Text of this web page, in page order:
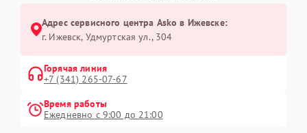
Адрес сервисного центра Asko в Ижевске:
г. Ижевск, Удмуртская ул., 304
Горячая линия
+7 (341) 265-07-67
Время работы
Ежедневно с 9:00 до 21:00